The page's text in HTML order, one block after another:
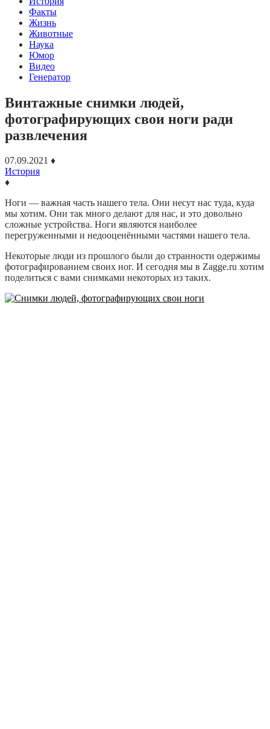
Факты
Жизнь
Животные
Наука
Юмор
Видео
Генератор
Винтажные снимки людей,
фотографирующих свои ноги ради
развлечения
07.09.2021 ♦
История
♦
Ноги — важная часть нашего тела. Они несут нас туда, куда
мы хотим. Они так много делают для нас, и это довольно
сложные устройства. Ноги являются наиболее
перегруженными и недооценёнными частями нашего тела.
Некоторые люди из прошлого были до странности одержимы
фотографированием своих ног. И сегодня мы в Zagge.ru хотим
поделиться с вами снимками некоторых из таких.